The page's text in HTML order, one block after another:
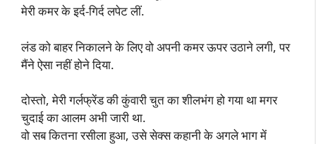
मेरी कमर के इर्द-गिर्द लपेट लीं.
लंड को बाहर निकालने के लिए वो अपनी कमर ऊपर उठाने लगी, पर
मैंने ऐसा नहीं होने दिया.
दोस्तो, मेरी गर्लफ्रेंड की कुंवारी चुत का शीलभंग हो गया था मगर
चुदाई का आलम अभी जारी था.
वो सब कितना रसीला हुआ, उसे सेक्स कहानी के अगले भाग में